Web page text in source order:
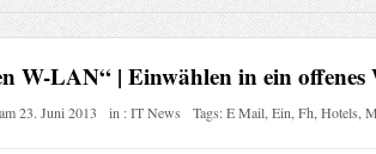
W-LAN“ | Einwählen in ein
am23. Juni 2013 in :IT News Tags:E Mail,Ein,Fh,Hotels,